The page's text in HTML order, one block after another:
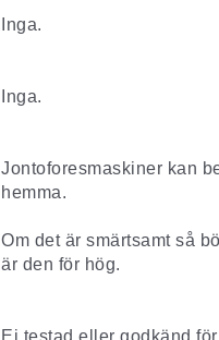
Inga.
Inga.
Jontoforesmaskiner kan
hemma.
Om det är smärtsamt så
är den för hög.
Ej testad eller godkänd